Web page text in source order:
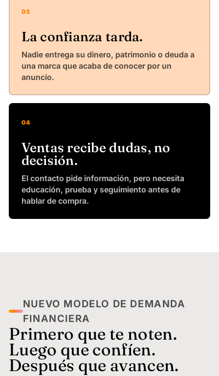
03
La confianza tarda.
Nadie entrega su dinero, patrimonio o deuda a
una marca que acaba de conocer por un
anuncio.
04
Ventas recibe dudas, no
decisión.
El contacto pide información, pero necesita
educación, prueba y seguimiento antes de
hablar de compra.
NUEVO MODELO DE DEMANDA
FINANCIERA
Primero que te noten.
Luego que confíen.
Después que avancen.